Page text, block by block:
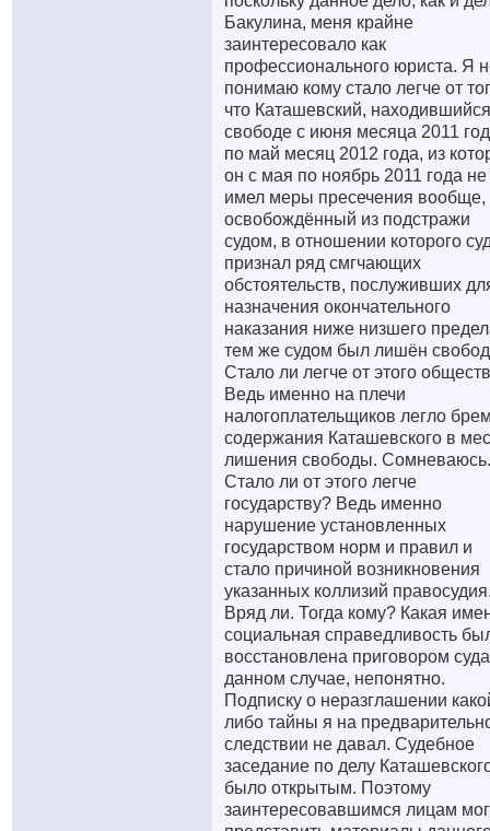
Бакулина, меня крайне
заинтересовало как
профессионального юриста. Я
понимаю кому стало легче от
что Каташевский,
свободе с июня месяца 2011
по май месяц 2012 года, из
он с мая по ноябрь 2011 года не
имел меры пресечения вообще,
освобождённый из подстражи
судом, в отношении которого
признал ряд смгчающих
обстоятельств, послуживших
назначения окончательного
наказания ниже низшего
тем же судом был лишён
Стало ли легче от этого
Ведь именно на плечи
налогоплательщиков легло
содержания Каташевского в
лишения свободы. Сомневаюсь.
Стало ли от этого легче
государству? Ведь именно
нарушение установленных
государством норм и правил и
стало причиной возникновения
указанных коллизий
Вряд ли. Тогда кому? Какая
социальная справедливость
восстановлена приговором
данном случае, непонятно.
Подписку о неразглашении
либо тайны я на
следствии не давал. Судебное
заседание по делу
было открытым. Поэтому
заинтересовавшимся лицам